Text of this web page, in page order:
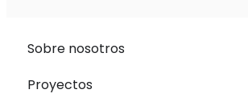
Sobre nosotros
Proyectos